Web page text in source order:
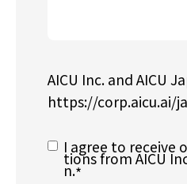
AICU Inc. and AICU
https://corp.aicu.ai/
I agree to receive
tions from AICU
n.*